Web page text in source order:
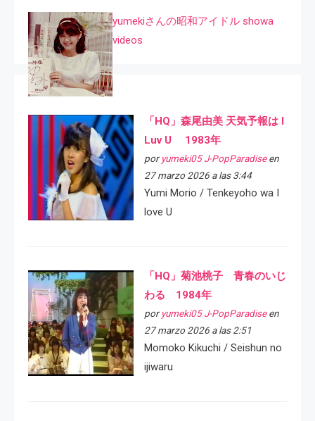
yumekiさんの昭和アイドル showa
videos
「HQ」森尾由美 天気予報は I
Luv U 1983年
por yumeki05 J-PopParadiseen
27 marzo 2026 a las 3:44
Yumi Morio / Tenkeyoho wa I
love U
「HQ」菊池桃子 青春のいじ
わる 1984年
por yumeki05 J-PopParadiseen
27 marzo 2026 a las 2:51
Momoko Kikuchi / Seishun no
ijiwaru